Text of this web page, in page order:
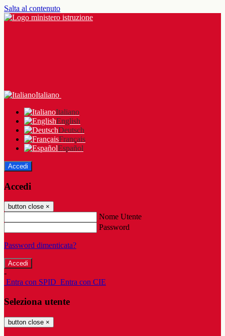
Salta al contenuto
Italiano
Italiano
English
Deutsch
Français
Español
Accedi
Accedi
button close ×
Nome Utente
Password
Password dimenticata?
-
Entra con SPID Entra con CIE
Seleziona utente
button close ×